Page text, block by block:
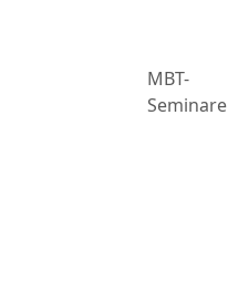
MBT-
Seminare